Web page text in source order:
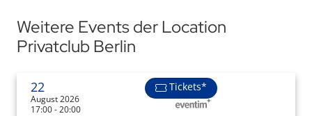
Weitere Events der Location
Privatclub Berlin
22
August 2026
17:00 - 20:00
Tickets*